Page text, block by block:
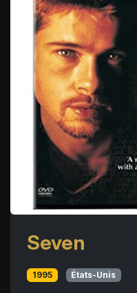
Seven
1995 États-Unis